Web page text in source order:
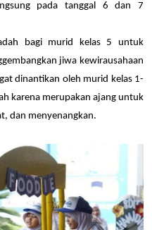
pada tanggal 6 dan 7
bagi murid kelas 5 untuk
jiwa kewirausahaan
dinantikan oleh murid kelas 1-
karena merupakan ajang untuk
dan menyenangkan.